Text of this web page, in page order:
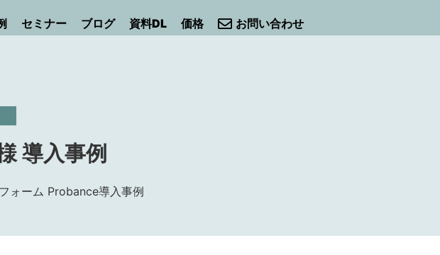
セミナー ブログ 資料DL 価格 お問い合わせ
導入事例
ォーム Probance導入事例